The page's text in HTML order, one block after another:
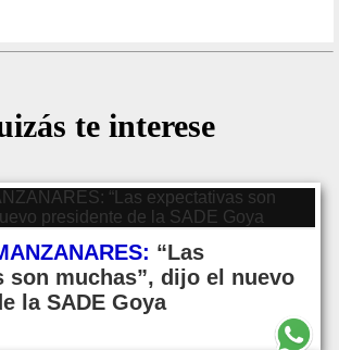
te interese
“Las
son muchas”, dijo el nuevo
la SADE Goya